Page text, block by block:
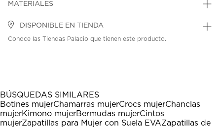
MATERIALES
DISPONIBLE EN TIENDA
Conoce las Tiendas Palacio que tienen este producto.
BÚSQUEDAS SIMILARES
Botines mujerChamarras mujerCrocs mujerChanclas
mujerKimono mujerBermudas mujerCintos
mujerZapatillas para Mujer con Suela EVAZapatillas de